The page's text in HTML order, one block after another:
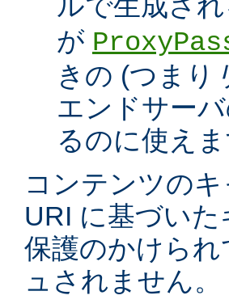
が
きの (つまり
エンドサー
るのに使えま
コンテンツの
URI に基づい
保護のかけら
ュされません。